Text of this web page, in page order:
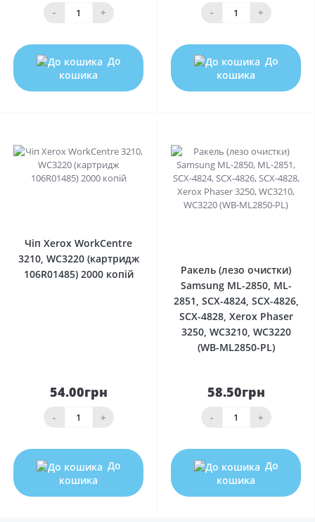
- +
До
кошика
- +
До
кошика
Чіп Xerox WorkCentre
3210, WC3220 (картридж
106R01485) 2000 копій
54.00грн
- +
До
кошика
Ракель (лезо очистки)
Samsung ML-2850, ML-
2851, SCX-4824, SCX-4826,
SCX-4828, Xerox Phaser
3250, WC3210, WC3220
(WB-ML2850-PL)
58.50грн
- +
До
кошика